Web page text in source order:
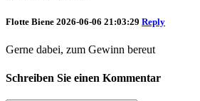
Flotte Biene 2026-06-06 21:03:29 Reply
Gerne dabei, zum Gewinn bereut
Schreiben Sie einen Kommentar